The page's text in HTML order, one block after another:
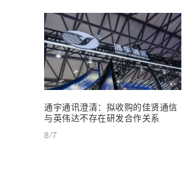
通宇通讯澄清：拟收购的佳贤通信
与英伟达不存在研发合作关系
8/7